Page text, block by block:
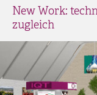
New Work:
zugleich